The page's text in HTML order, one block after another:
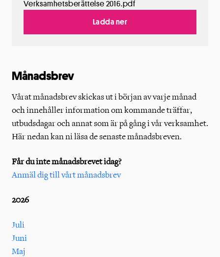
Verksamhetsberättelse 2016.pdf
Ladda ner
Månadsbrev
Vårat månadsbrev skickas ut i början av varje månad
och innehåller information om kommande träffar,
utbudsdagar och annat som är på gång i vår verksamhet.
Här nedan kan ni läsa de senaste månadsbreven.
Får du inte månadsbrevet idag?
Anmäl dig till vårt månadsbrev
2026
Juli
Juni
Maj